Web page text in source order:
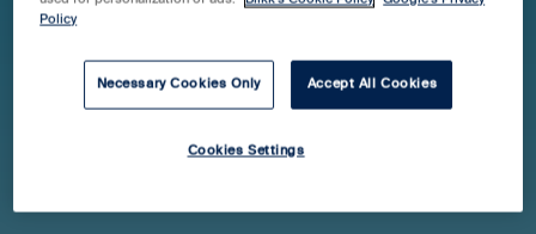
Genvägar är länkar till url:er som du vill göra
lättillgängliga för alla användare.
Observera att du måste vara administratör för att
Policy
Necessary Cookies Only Accept All Cookies
Cookies Settings